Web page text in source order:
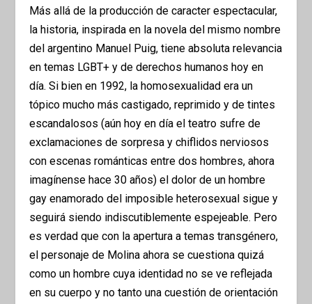
Más allá de la producción de caracter espectacular,
la historia, inspirada en la novela del mismo nombre
del argentino Manuel Puig, tiene absoluta relevancia
en temas LGBT+ y de derechos humanos hoy en
día. Si bien en 1992, la homosexualidad era un
tópico mucho más castigado, reprimido y de tintes
escandalosos (aún hoy en día el teatro sufre de
exclamaciones de sorpresa y chiflidos nerviosos
con escenas románticas entre dos hombres, ahora
imagínense hace 30 años) el dolor de un hombre
gay enamorado del imposible heterosexual sigue y
seguirá siendo indiscutiblemente espejeable. Pero
es verdad que con la apertura a temas transgénero,
el personaje de Molina ahora se cuestiona quizá
como un hombre cuya identidad no se ve reflejada
en su cuerpo y no tanto una cuestión de orientación